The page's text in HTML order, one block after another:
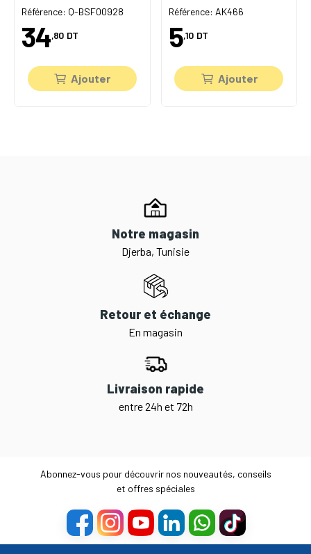
Référence: Q-BSF00928
34,80 DT
Ajouter
Référence: AK466
5,10 DT
Ajouter
Notre magasin
Djerba, Tunisie
Retour et échange
En magasin
Livraison rapide
entre 24h et 72h
Abonnez-vous pour découvrir nos nouveautés, conseils
et offres spéciales